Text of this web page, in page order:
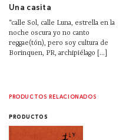
Una casita
“calle Sol, calle Luna, estrella en la
noche oscura yo no canto
reggae(tón), pero soy cultura de
Borinquen, PR, archipiélago [...]
PRODUCTOS RELACIONADOS
PRODUCTOS